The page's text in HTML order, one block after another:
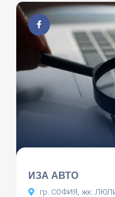
ИЗА АВТО
гр. СОФИЯ, жк.